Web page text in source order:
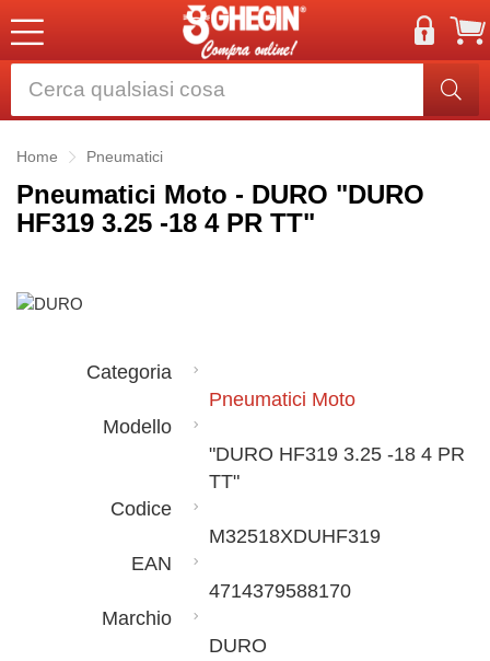
Home Pneumatici
Pneumatici Moto - DURO "DURO
HF319 3.25 -18 4 PR TT"
Categoria
Pneumatici Moto
Modello
"DURO HF319 3.25 -18 4 PR
TT"
Codice
M32518XDUHF319
EAN
4714379588170
Marchio
DURO